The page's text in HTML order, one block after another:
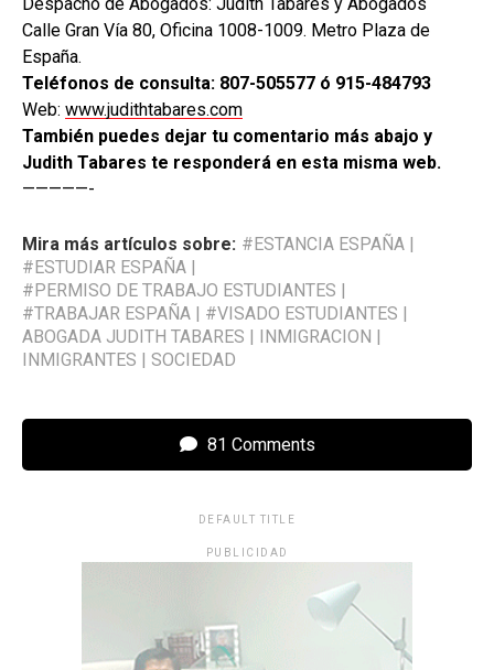
Despacho de Abogados: Judith Tabares y Abogados
Calle Gran Vía 80, Oficina 1008-1009. Metro Plaza de
España.
Teléfonos de consulta: 807-505577 ó 915-484793
Web: www.judithtabares.com
También puedes dejar tu comentario más abajo y
Judith Tabares te responderá en esta misma web.
—————-
Mira más artículos sobre: #ESTANCIA ESPAÑA
#ESTUDIAR ESPAÑA
#PERMISO DE TRABAJO ESTUDIANTES
#TRABAJAR ESPAÑA
#VISADO ESTUDIANTES
ABOGADA JUDITH TABARES
INMIGRACION
INMIGRANTES
SOCIEDAD
81 Comments
DEFAULT TITLE
PUBLICIDAD